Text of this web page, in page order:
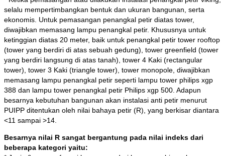
selalu mempertimbangkan bentuk dan ukuran bangunan, serta
ekonomis. Untuk pemasangan penangkal petir diatas tower,
diwajibkan memasang lampu penangkal petir. Khususnya untuk
ketinggian diatas 20 meter, baik untuk penangkal petir tower rooftop
(tower yang berdiri di atas sebuah gedung), tower greenfield (tower
yang berdiri langsung di atas tanah), tower 4 Kaki (rectangular
tower), tower 3 Kaki (triangle tower), tower monopole, diwajibkan
memasang lampu penangkal petir seperti lampu tower philips xgp
388 dan lampu tower penangkal petir Philips xgp 500. Adapun
besarnya kebutuhan bangunan akan instalasi anti petir menurut
PUIPP ditentukan oleh nilai bahaya petir (R), yang berkisar diantara
<11 sampai >14.
Besarnya nilai R sangat bergantung pada nilai indeks dari
beberapa kategori yaitu: